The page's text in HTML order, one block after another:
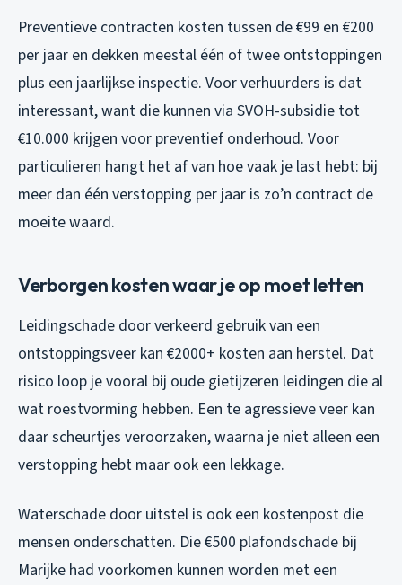
Preventieve contracten kosten tussen de €99 en €200
per jaar en dekken meestal één of twee ontstoppingen
plus een jaarlijkse inspectie. Voor verhuurders is dat
interessant, want die kunnen via SVOH-subsidie tot
€10.000 krijgen voor preventief onderhoud. Voor
particulieren hangt het af van hoe vaak je last hebt: bij
meer dan één verstopping per jaar is zo’n contract de
moeite waard.
Verborgen kosten waar je op moet letten
Leidingschade door verkeerd gebruik van een
ontstoppingsveer kan €2000+ kosten aan herstel. Dat
risico loop je vooral bij oude gietijzeren leidingen die al
wat roestvorming hebben. Een te agressieve veer kan
daar scheurtjes veroorzaken, waarna je niet alleen een
verstopping hebt maar ook een lekkage.
Waterschade door uitstel is ook een kostenpost die
mensen onderschatten. Die €500 plafondschade bij
Marijke had voorkomen kunnen worden met een